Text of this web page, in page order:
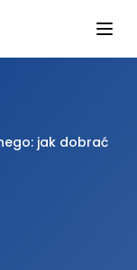
jak dobrać